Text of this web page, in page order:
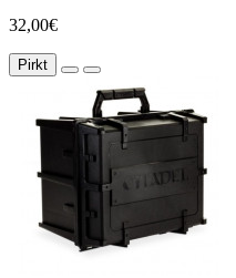
32,00€
Pirkt